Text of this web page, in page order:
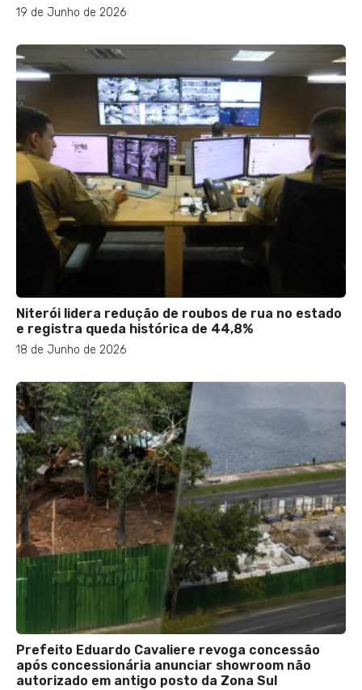
19 de Junho de 2026
Niterói lidera redução de roubos de rua no estado
e registra queda histórica de 44,8%
18 de Junho de 2026
Prefeito Eduardo Cavaliere revoga concessão
após concessionária anunciar showroom não
autorizado em antigo posto da Zona Sul